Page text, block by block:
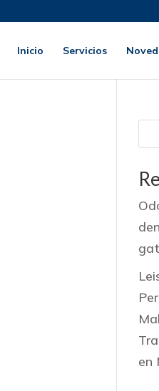
Inicio Servicios
en